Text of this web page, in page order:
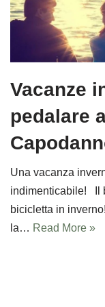
Vacanze
pedalare
Una vacanza
indimenticabile! Il
bicicletta in
la… Read More »